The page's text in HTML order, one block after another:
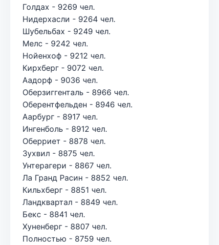
Голдах - 9269 чел.
Нидерхасли - 9264 чел.
Шубельбах - 9249 чел.
Мелс - 9242 чел.
Нойенхоф - 9212 чел.
Кирхберг - 9072 чел.
Аадорф - 9036 чел.
Оберзиггенталь - 8966 чел.
Оберентфельден - 8946 чел.
Аарбург - 8917 чел.
Ингенболь - 8912 чел.
Оберриет - 8878 чел.
Зухвил - 8875 чел.
Унтерагери - 8867 чел.
Ла Гранд Расин - 8852 чел.
Кильхберг - 8851 чел.
Ландквартал - 8849 чел.
Бекс - 8841 чел.
Хуненберг - 8807 чел.
Полностью - 8759 чел.